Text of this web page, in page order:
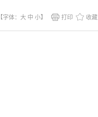
【字体： 大 中 小】 打印 收藏